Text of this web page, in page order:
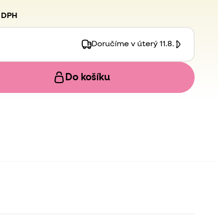
který vydrží po celé dětství a Vy ho využijete
Doručíme v úterý 11.8.
Do košíku